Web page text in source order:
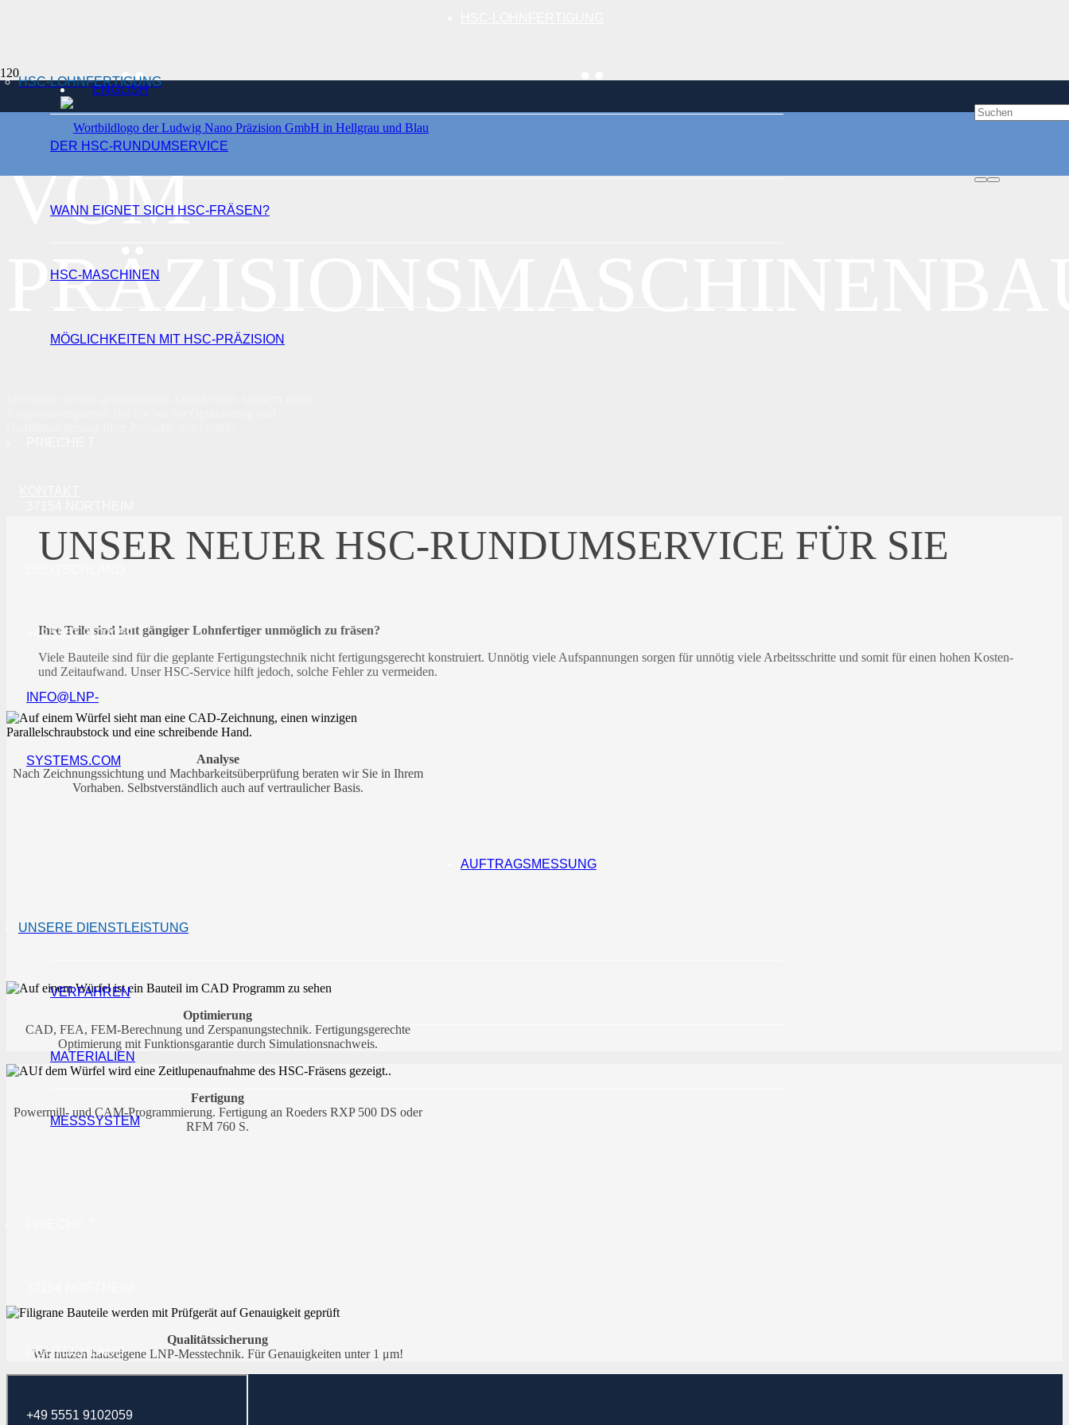
ENGLISH
HSC-LOHNFERTIGUNG
DER HSC-RUNDUMSERVICE
WANN EIGNET SICH HSC-FRÄSEN?
HSC-MASCHINEN
MÖGLICHKEITEN MIT HSC-PRÄZISION
+49 5551 9102059
INFO@LNP-
SYSTEMS.COM
AUFTRAGSMESSUNG
UNSERE DIENSTLEISTUNG
VERFAHREN
MATERIALIEN
MESSSYSTEM
DEUTSCHLAND
+49 5551 9102059
PRÄZISIONSFRÄSTEILE
VOM
UNSER NEUER HSC-RUNDUMSERVICE FÜR SIE
Ihre Teile sind laut gängiger Lohnfertiger unmöglich zu fräsen?
Viele Bauteile sind für die geplante Fertigungstechnik nicht fertigungsgerecht konstruiert. Unnötig viele Aufspannungen sorgen für unnötig viele Arbeitsschritte und somit für einen hohen Kosten-
und Zeitaufwand. Unser HSC-Service hilft jedoch, solche Fehler zu vermeiden.
Analyse
Nach Zeichnungssichtung und Machbarkeitsüberprüfung beraten wir Sie in Ihrem
Vorhaben. Selbstverständlich auch auf vertraulicher Basis.
Optimierung
CAD, FEA, FEM-Berechnung und Zerspanungstechnik. Fertigungsgerechte
Optimierung mit Funktionsgarantie durch Simulationsnachweis.
Fertigung
Powermill- und CAM-Programmierung. Fertigung an Roeders RXP 500 DS oder
RFM 760 S.
Qualitätssicherung
Wir nutzen hauseigene LNP-Messtechnik. Für Genauigkeiten unter 1 μm!